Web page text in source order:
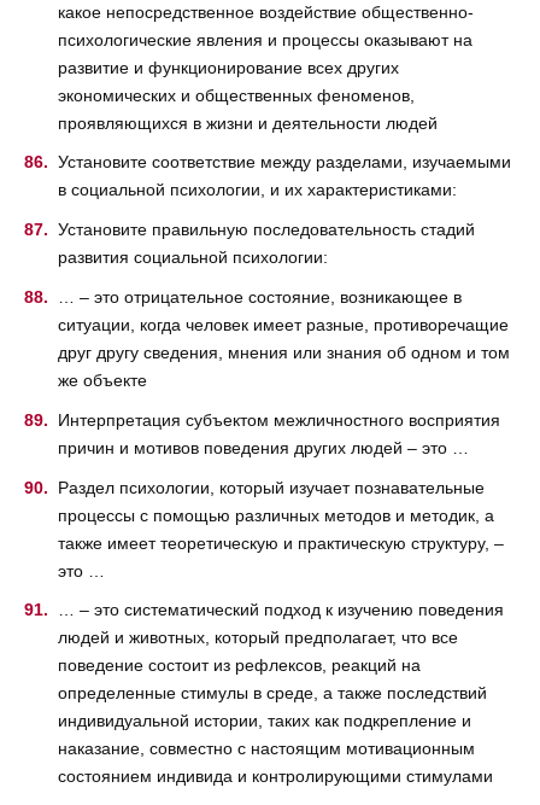
какое непосредственное воздействие общественно-
психологические явления и процессы оказывают на
развитие и функционирование всех других
экономических и общественных феноменов,
проявляющихся в жизни и деятельности людей
Установите соответствие между разделами, изучаемыми
в социальной психологии, и их характеристиками:
Установите правильную последовательность стадий
развития социальной психологии:
… – это отрицательное состояние, возникающее в
ситуации, когда человек имеет разные, противоречащие
друг другу сведения, мнения или знания об одном и том
же объекте
Интерпретация субъектом межличностного восприятия
причин и мотивов поведения других людей – это …
Раздел психологии, который изучает познавательные
процессы с помощью различных методов и методик, а
также имеет теоретическую и практическую структуру, –
это …
… – это систематический подход к изучению поведения
людей и животных, который предполагает, что все
поведение состоит из рефлексов, реакций на
определенные стимулы в среде, а также последствий
индивидуальной истории, таких как подкрепление и
наказание, совместно с настоящим мотивационным
состоянием индивида и контролирующими стимулами